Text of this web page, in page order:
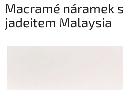
Macramé náramek
jadeitem Malaysia